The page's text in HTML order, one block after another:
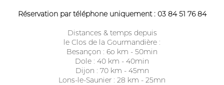
Réservation par téléphone uniquement : 03 84 51 76 84
Distances & temps depuis
le Clos de la Gourmandière :
Besançon : 6o km - 50min
Dole : 40 km - 40min
Dijon : 70 km - 45mn
Lons-le-Saunier : 28 km - 25mn